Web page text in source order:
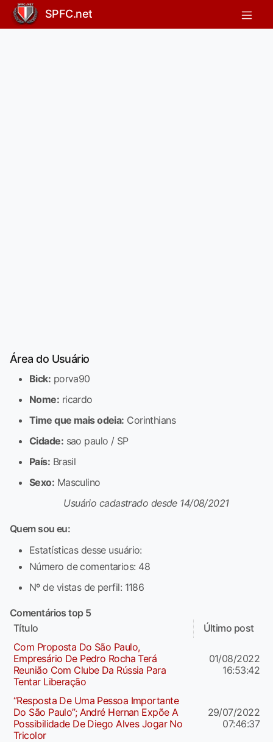
SPFC.net
Área do Usuário
Bick: porva90
Nome: ricardo
Time que mais odeia: Corinthians
Cidade: sao paulo / SP
País: Brasil
Sexo: Masculino
Usuário cadastrado desde 14/08/2021
Quem sou eu:
Estatísticas desse usuário:
Número de comentarios: 48
Nº de vistas de perfil: 1186
Comentários top 5
Título
Último post
Com Proposta Do São Paulo,
Empresário De Pedro Rocha Terá
Reunião Com Clube Da Rússia Para
Tentar Liberação
01/08/2022
16:53:42
“Resposta De Uma Pessoa Importante
Do São Paulo”; André Hernan Expõe A
Possibilidade De Diego Alves Jogar No
Tricolor
29/07/2022
07:46:37